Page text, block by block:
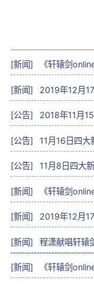
[新闻] 《轩辕剑
[新闻]
[公告] 2018年11月
[公告] 11月16日四大
[公告] 11月8日四大
[新闻] 《轩辕剑
[新闻]
[新闻]
[新闻]